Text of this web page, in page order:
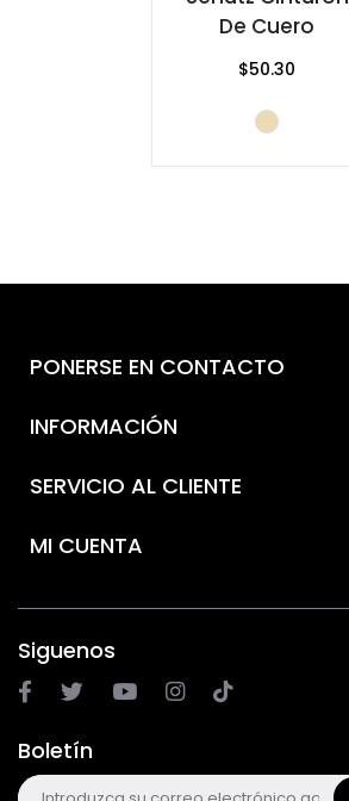
De Cuero
$50.30
PONERSE EN CONTACTO
INFORMACIÓN
SERVICIO AL CLIENTE
MI CUENTA
Siguenos
Boletín